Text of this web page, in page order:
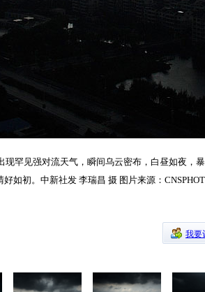
现罕见强对流天气，瞬间乌云密布，白昼如夜，
如初。中新社发 李瑞昌 摄 图片来源：
我要